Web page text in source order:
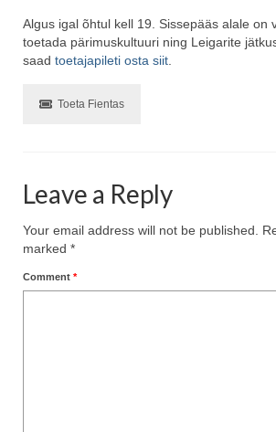
Algus igal õhtul kell 19. Sissepääs alale on
toetada pärimuskultuuri ning Leigarite
saad toetajapileti osta siit.
Toeta Fientas
Leave a Reply
Your email address will not be published.
marked *
Comment *